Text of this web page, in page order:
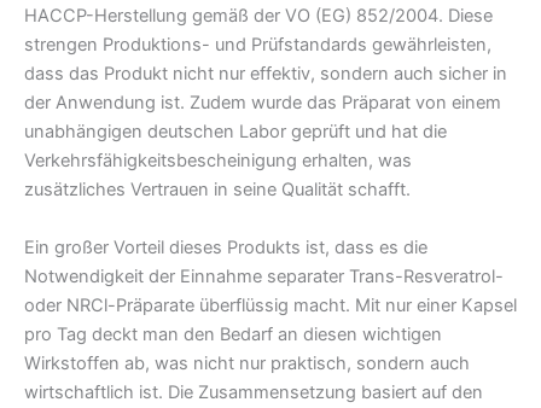
HACCP-Herstellung gemäß der VO (EG) 852/2004. Diese
strengen Produktions- und Prüfstandards gewährleisten,
dass das Produkt nicht nur effektiv, sondern auch sicher in
der Anwendung ist. Zudem wurde das Präparat von einem
unabhängigen deutschen Labor geprüft und hat die
Verkehrsfähigkeitsbescheinigung erhalten, was
zusätzliches Vertrauen in seine Qualität schafft.
Ein großer Vorteil dieses Produkts ist, dass es die
Notwendigkeit der Einnahme separater Trans-Resveratrol-
oder NRCl-Präparate überflüssig macht. Mit nur einer Kapsel
pro Tag deckt man den Bedarf an diesen wichtigen
Wirkstoffen ab, was nicht nur praktisch, sondern auch
wirtschaftlich ist. Die Zusammensetzung basiert auf den